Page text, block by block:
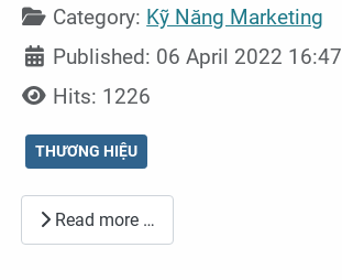
Category: Kỹ Năng Marketing
Published: 06 April 2022 16:47
Hits: 1226
THƯƠNG HIỆU
Read more …